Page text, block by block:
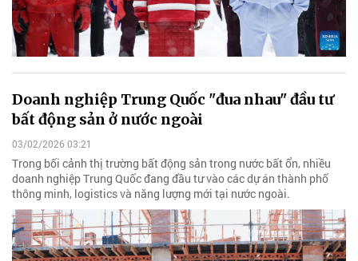
Doanh nghiệp Trung Quốc "đua nhau" đầu tư
bất động sản ở nước ngoài
03/02/2026 03:21
Trong bối cảnh thị trường bất động sản trong nước bất ổn, nhiều
doanh nghiệp Trung Quốc đang đầu tư vào các dự án thành phố
thông minh, logistics và năng lượng mới tại nước ngoài.